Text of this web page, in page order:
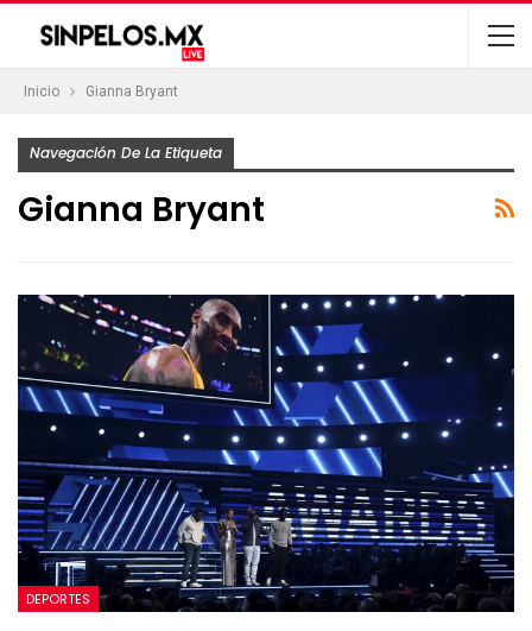
Inicio Gianna Bryant
Navegación De La Etiqueta
Gianna Bryant
DEPORTES